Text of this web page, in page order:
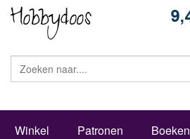
Winkel Patronen Boeken